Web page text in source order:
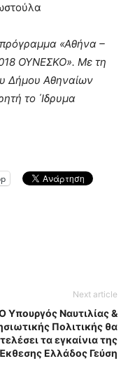
«Αθήνα –
ΟΥΝΕΣΚΟ». Mε τη
Δήμου Αθηναίων
το ΄Ιδρυμα
Next article
Υπουργός Ναυτιλίας &
Πολιτικής θα
τελέσει τα εγκαίνια της
Ελλάδος Γεύση